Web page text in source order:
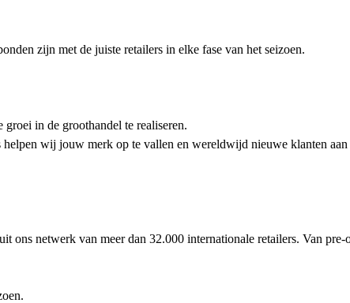
zijn met de juiste retailers in elke fase van het seizoen.
in de groothandel te realiseren.
wij jouw merk op te vallen en wereldwijd nieuwe klanten aan
ons netwerk van meer dan 32.000 internationale retailers. Van